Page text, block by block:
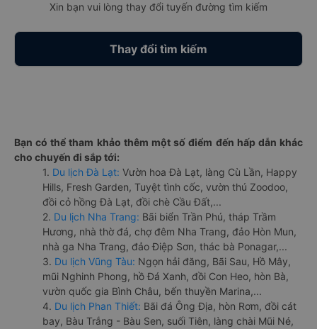
Xin bạn vui lòng thay đổi tuyến đường tìm kiếm
Thay đổi tìm kiếm
Bạn có thể tham khảo thêm một số điểm đến hấp dẫn khác
cho chuyến đi sắp tới:
1. Du lịch Đà Lạt: Vườn hoa Đà Lạt, làng Cù Lần, Happy
Hills, Fresh Garden, Tuyệt tình cốc, vườn thú Zoodoo,
đồi cỏ hồng Đà Lạt, đồi chè Cầu Đất,...
2. Du lịch Nha Trang: Bãi biển Trần Phú, tháp Trầm
Hương, nhà thờ đá, chợ đêm Nha Trang, đảo Hòn Mun,
nhà ga Nha Trang, đảo Điệp Sơn, thác bà Ponagar,...
3. Du lịch Vũng Tàu: Ngọn hải đăng, Bãi Sau, Hồ Mây,
mũi Nghinh Phong, hồ Đá Xanh, đồi Con Heo, hòn Bà,
vườn quốc gia Bình Châu, bến thuyền Marina,...
4. Du lịch Phan Thiết: Bãi đá Ông Địa, hòn Rơm, đồi cát
bay, Bàu Trắng - Bàu Sen, suối Tiên, làng chài Mũi Né,